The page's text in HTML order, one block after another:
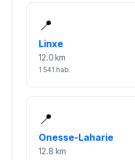
📍
Linxe
12.0 km
1 541 hab.
📍
Onesse-Laharie
12.8 km